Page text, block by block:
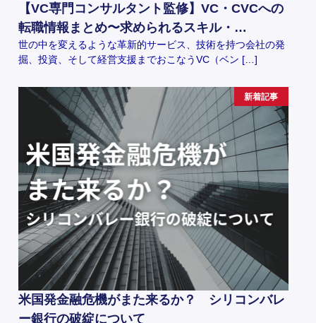
【VC専門コンサルタント監修】VC・CVCへの
転職情報まとめ〜求められるスキル・…
世の中を変えるような革新的サービス、技術を持つ会社の発
掘、投資、そして経営支援までおこなうVC（ベン […]
新着記事
米国発金融危機がまた来るか？ シリコンバレ
ー銀行の破綻について